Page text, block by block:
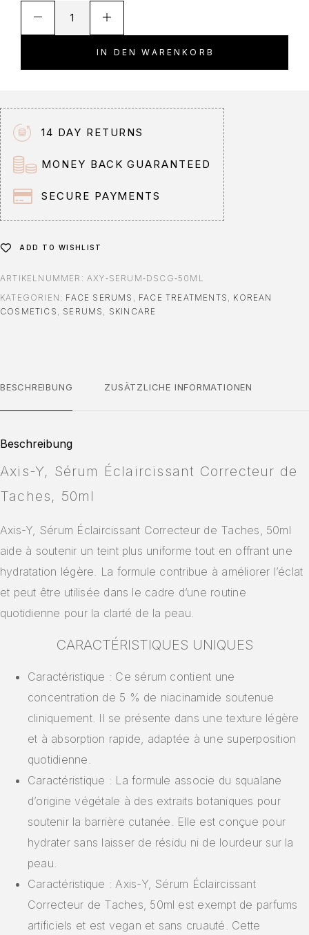
IN DEN WARENKORB
a
t
i
v
e
:
14 DAY RETURNS
MONEY BACK GUARANTEED
SECURE PAYMENTS
ADD TO WISHLIST
ARTIKELNUMMER: AXY‑SERUM‑DSCG‑50ML
KATEGORIEN: FACE SERUMS , FACE TREATMENTS , KOREAN
COSMETICS , SERUMS , SKINCARE
BESCHREIBUNG ZUSÄTZLICHE INFORMATIONEN
Beschreibung
Axis-Y, Sérum Éclaircissant Correcteur de
Taches, 50ml
Axis-Y, Sérum Éclaircissant Correcteur de Taches, 50ml
aide à soutenir un teint plus uniforme tout en offrant une
hydratation légère. La formule contribue à améliorer l’éclat
et peut être utilisée dans le cadre d’une routine
quotidienne pour la clarté de la peau.
CARACTÉRISTIQUES UNIQUES
Caractéristique : Ce sérum contient une
concentration de 5 % de niacinamide soutenue
cliniquement. Il se présente dans une texture légère
et à absorption rapide, adaptée à une superposition
quotidienne.
Caractéristique : La formule associe du squalane
d’origine végétale à des extraits botaniques pour
soutenir la barrière cutanée. Elle est conçue pour
hydrater sans laisser de résidu ni de lourdeur sur la
peau.
Caractéristique : Axis-Y, Sérum Éclaircissant
Correcteur de Taches, 50ml est exempt de parfums
artificiels et est vegan et sans cruauté. Cette